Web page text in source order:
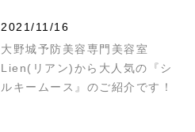
2021/11/16
大野城予防美容専門美容室
Lien(リアン)から大人気の『シ
ルキームース』のご紹介です！